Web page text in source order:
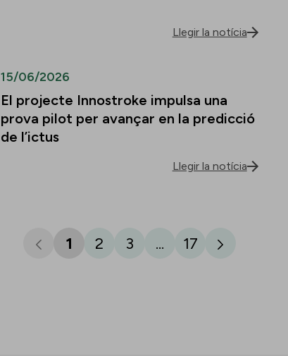
Llegir la notícia
15/06/2026
El projecte Innostroke impulsa una
prova pilot per avançar en la predicció
de l’ictus
Llegir la notícia
1 2 3 ... 17